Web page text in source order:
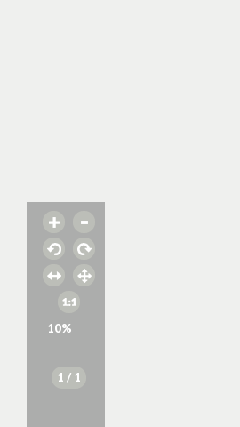
10%
1 / 1